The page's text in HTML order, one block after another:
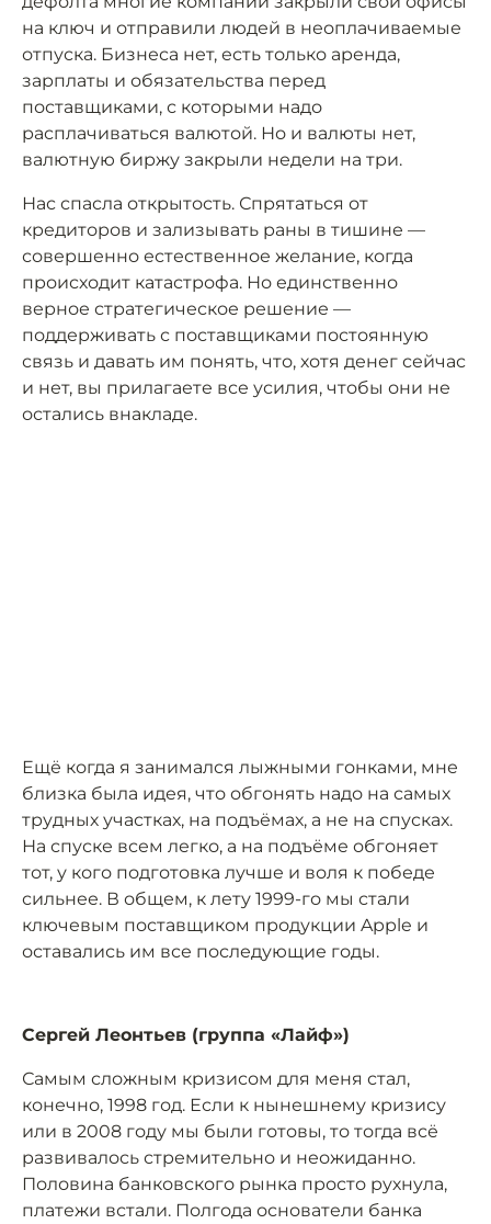
на ключ и отправили людей в неоплачиваемые
отпуска. Бизнеса нет, есть только аренда,
зарплаты и обязательства перед
поставщиками, с которыми надо
расплачиваться валютой. Но и валюты нет,
валютную биржу закрыли недели на три.
Нас спасла открытость. Спрятаться от
кредиторов и зализывать раны в тишине —
совершенно естественное желание, когда
происходит катастрофа. Но единственно
верное стратегическое решение —
поддерживать с поставщиками постоянную
связь и давать им понять, что, хотя денег сейчас
и нет, вы прилагаете все усилия, чтобы они не
остались внакладе.
Ещё когда я занимался лыжными гонками, мне
близка была идея, что обгонять надо на самых
трудных участках, на подъёмах, а не на спусках.
На спуске всем легко, а на подъёме обгоняет
тот, у кого подготовка лучше и воля к победе
сильнее. В общем, к лету 1999-го мы стали
ключевым поставщиком продукции Apple и
оставались им все последующие годы.
Сергей Леонтьев (группа «Лайф»)
Самым сложным кризисом для меня стал,
конечно, 1998 год. Если к нынешнему кризису
или в 2008 году мы были готовы, то тогда всё
развивалось стремительно и неожиданно.
Половина банковского рынка просто рухнула,
платежи встали. Полгода основатели банка